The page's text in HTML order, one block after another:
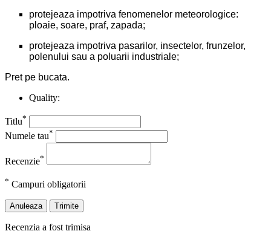
protejeaza impotriva fenomenelor meteorologice:
ploaie, soare, praf, zapada;
protejeaza impotriva pasarilor, insectelor, frunzelor,
polenului sau a poluarii industriale;
Pret pe bucata.
Quality:
Titlu*
Numele tau*
Recenzie*
* Campuri obligatorii
Anuleaza Trimite
Recenzia a fost trimisa